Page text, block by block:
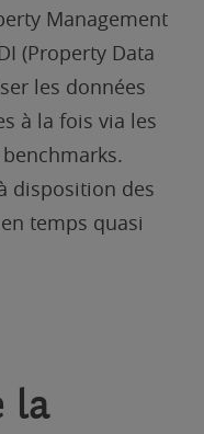
Management
(Property Data
les données
à la fois via les
disposition des
temps quasi
la